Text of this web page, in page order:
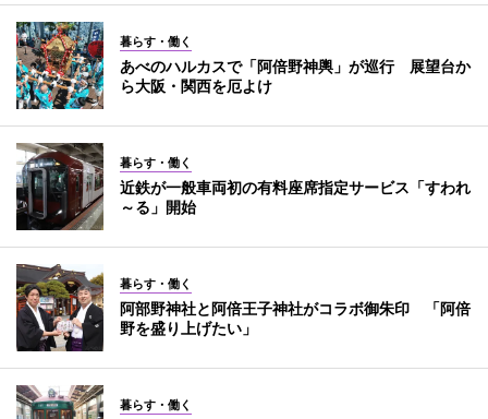
暮らす・働く
あべのハルカスで「阿倍野神輿」が巡行 展望台か
ら大阪・関西を厄よけ
暮らす・働く
近鉄が一般車両初の有料座席指定サービス「すわれ
～る」開始
暮らす・働く
阿部野神社と阿倍王子神社がコラボ御朱印 「阿倍
野を盛り上げたい」
暮らす・働く